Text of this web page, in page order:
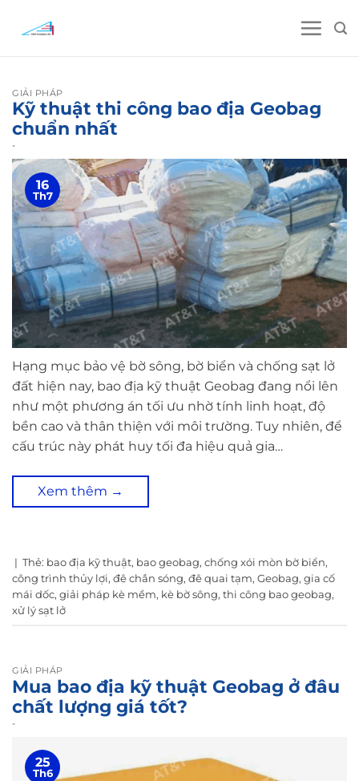
GIẢI PHÁP
Kỹ thuật thi công bao địa Geobag
chuẩn nhất
-
16
Th7
Hạng mục bảo vệ bờ sông, bờ biển và chống sạt lở
đất hiện nay, bao địa kỹ thuật Geobag đang nổi lên
như một phương án tối ưu nhờ tính linh hoạt, độ
bền cao và thân thiện với môi trường. Tuy nhiên, để
cấu trúc này phát huy tối đa hiệu quả gia…
Xem thêm →
| Thẻ: bao địa kỹ thuật, bao geobag, chống xói mòn bờ biển,
công trình thủy lợi, đê chắn sóng, đê quai tạm, Geobag, gia cố
mái dốc, giải pháp kè mềm, kè bờ sông, thi công bao geobag,
xử lý sạt lở
GIẢI PHÁP
Mua bao địa kỹ thuật Geobag ở đâu
chất lượng giá tốt?
-
25
Th6